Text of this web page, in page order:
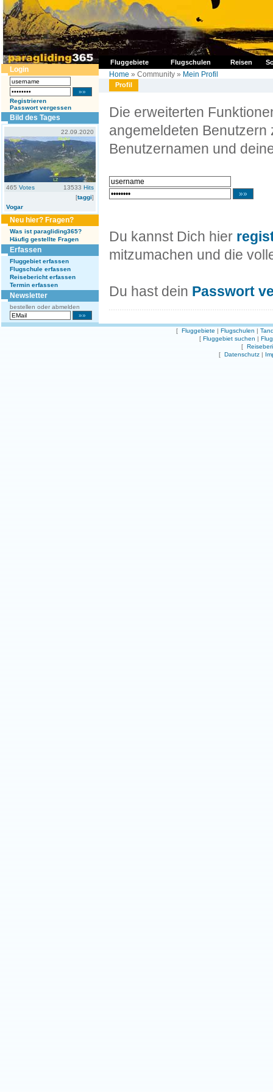
Fluggebiete Flugschulen Reisen
Login
Registrieren
Passwort vergessen
Bild des Tages
22.09.2020
465 Votes 13533 Hits
[taggi]
Vogar
Neu hier? Fragen?
Was ist paragliding365?
Häufig gestellte Fragen
Erfassen
Fluggebiet erfassen
Flugschule erfassen
Reisebericht erfassen
Termin erfassen
Newsletter
bestellen oder abmelden
Home » Community » Mein Profil
Profil
Die erweiterten
angemeldeten Benutzern
Benutzernamen und
Du kannst Dich hier
mitzumachen und die
Du hast dein Passwort
[ Fluggebiete | Flugschulen |
[ Fluggebiet suchen |
[
[ Datenschutz |